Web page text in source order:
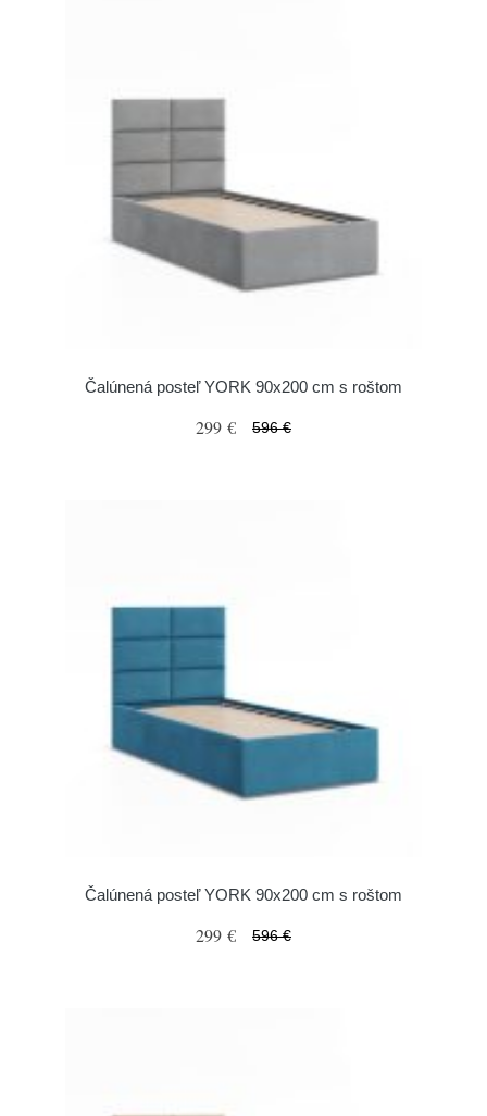
Čalúnená posteľ YORK 90x200 cm s roštom
299 € 596 €
Čalúnená posteľ YORK 90x200 cm s roštom
299 € 596 €